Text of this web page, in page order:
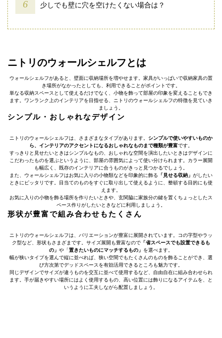
少しでも壁に穴を空けたくない場合は？
ニトリのウォールシェルフとは
ウォールシェルフがあると、壁面に収納場所を増やせます。家具がいっぱいで収納家具の置
き場所がなかったとしても、利用できることがポイントです。
単なる収納スペースとして使えるだけでなく、小物を飾って部屋の印象を変えることもでき
ます。ワンランク上のインテリアを目指せる、ニトリのウォールシェルフの特徴を見ていき
ましょう。
シンプル・おしゃれなデザイン
ニトリのウォールシェルフは、さまざまなタイプがあります。 シンプルで使いやすいものか
ら、インテリアのアクセントになるおしゃれなものまで種類が豊富です。
すっきりと見せたいときはシンプルなもの、おしゃれな空間を演出したいときはデザインに
こだわったものを選ぶというように、部屋の雰囲気によって使い分けられます。カラー展開
も幅広く、既存のインテリアに合うものがきっと見つかるでしょう。
また、ウォールシェルフはお気に入りの小物類などを印象的に飾る 「見せる収納」 がしたい
ときにピッタリです。目当てのものをすぐに取り出して使えるように、整頓する目的にも使
えます。
お気に入りの小物を飾る場所を作りたいときや、玄関脇に家族分の鍵を置くちょっとしたス
ペース作りがしたいときなどに利用しましょう。
形状が豊富で組み合わせもたくさん
ニトリのウォールシェルフは、バリエーションが豊富に展開されています。コの字型やラッ
ク型など、形状もさまざまです。サイズ展開も豊富なので 「省スペースでも設置できるも
の」 や「置きたいものにマッチするもの」 を選べます。
幅が狭いタイプを選んで縦に並べれば、狭い空間でもたくさんのものを飾ることができ、選
び方次第でデッドスペースを有効活用できるところも魅力です。
同じデザインでサイズが違うものを交互に並べて使用するなど、自由自在に組み合わせられ
ます。手が届きやすい場所にはよく使用するもの、高い位置には飾りになるアイテムを、と
いうように工夫しながら配置しましょう。